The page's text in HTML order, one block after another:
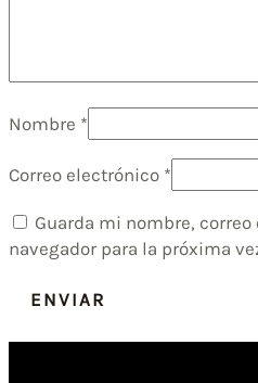
Nombre *
Correo electrónico *
Guarda mi nombre,
navegador para la próxima